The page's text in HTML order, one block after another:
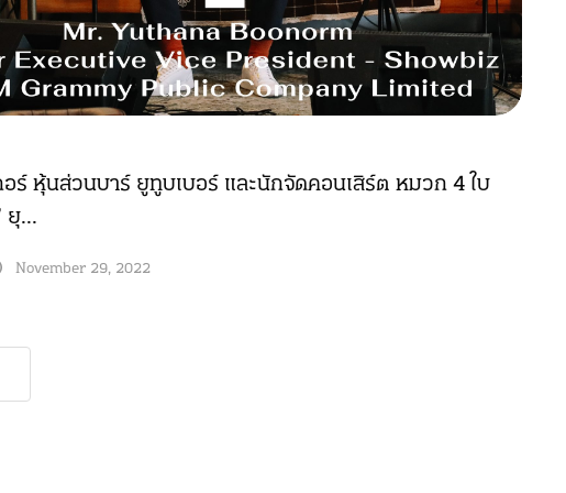
อร์ หุ้นส่วนบาร์ ยูทูบเบอร์ และนักจัดคอนเสิร์ต หมวก 4 ใบ
ยุ...
November 29, 2022